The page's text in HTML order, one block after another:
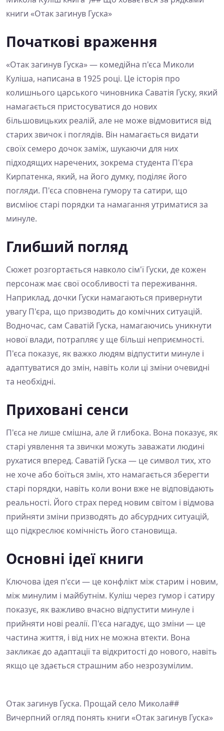
книги «Отак загинув Гуска»
Початкові враження
«Отак загинув Гуска» — комедійна п'єса Миколи
Куліша, написана в 1925 році. Це історія про
колишнього царського чиновника Саватія Гуску, який
намагається пристосуватися до нових
більшовицьких реалій, але не може відмовитися від
старих звичок і поглядів. Він намагається видати
своїх семеро дочок заміж, шукаючи для них
підходящих наречених, зокрема студента П'єра
Кирпатенка, який, на його думку, поділяє його
погляди. П'єса сповнена гумору та сатири, що
висміює старі порядки та намагання утриматися за
минуле.
Глибший погляд
Сюжет розгортається навколо сім'ї Гуски, де кожен
персонаж має свої особливості та переживання.
Наприклад, дочки Гуски намагаються привернути
увагу П'єра, що призводить до комічних ситуацій.
Водночас, сам Саватій Гуска, намагаючись уникнути
нової влади, потрапляє у ще більші неприємності.
П'єса показує, як важко людям відпустити минуле і
адаптуватися до змін, навіть коли ці зміни очевидні
та необхідні.
Приховані сенси
П'єса не лише смішна, але й глибока. Вона показує, як
старі уявлення та звички можуть заважати людині
рухатися вперед. Саватій Гуска — це символ тих, хто
не хоче або боїться змін, хто намагається зберегти
старі порядки, навіть коли вони вже не відповідають
реальності. Його страх перед новим світом і відмова
прийняти зміни призводять до абсурдних ситуацій,
що підкреслює комічність його становища.
Основні ідеї книги
Ключова ідея п'єси — це конфлікт між старим і новим,
між минулим і майбутнім. Куліш через гумор і сатиру
показує, як важливо вчасно відпустити минуле і
прийняти нові реалії. П'єса нагадує, що зміни — це
частина життя, і від них не можна втекти. Вона
закликає до адаптації та відкритості до нового, навіть
якщо це здається страшним або незрозумілим.
Отак загинув Гуска. Прощай село Микола##
Вичерпний огляд понять книги «Отак загинув Гуска»